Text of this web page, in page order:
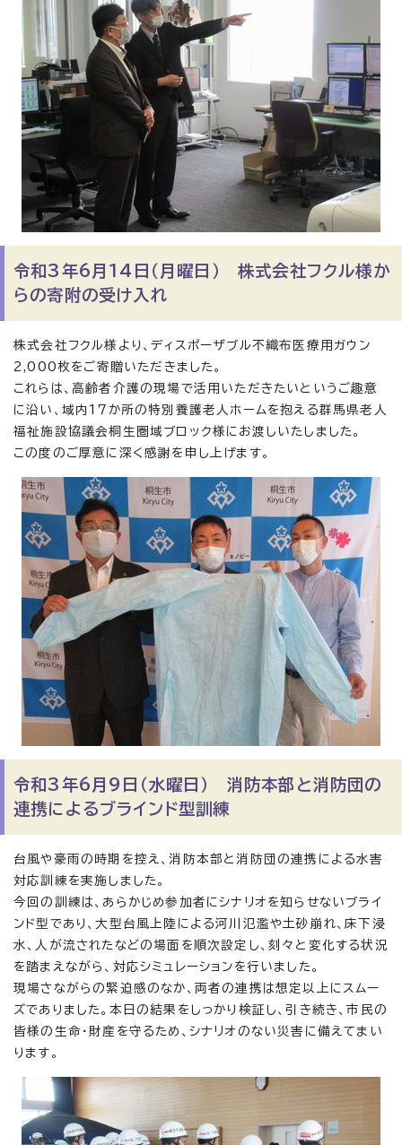
令和3年6月14日（月曜日） 株式会社フクル様か
らの寄附の受け入れ
株式会社フクル様より、ディスポーザブル不織布医療用ガウン
2,000枚をご寄贈いただきました。
これらは、高齢者介護の現場で活用いただきたいというご趣意
に沿い、域内17か所の特別養護老人ホームを抱える群馬県老人
福祉施設協議会桐生圏域ブロック様にお渡しいたしました。
この度のご厚意に深く感謝を申し上げます。
令和3年6月9日（水曜日） 消防本部と消防団の
連携によるブラインド型訓練
台風や豪雨の時期を控え、消防本部と消防団の連携による水害
対応訓練を実施しました。
今回の訓練は、あらかじめ参加者にシナリオを知らせないブライ
ンド型であり、大型台風上陸による河川氾濫や土砂崩れ、床下浸
水、人が流されたなどの場面を順次設定し、刻々と変化する状況
を踏まえながら、対応シミュレーションを行いました。
現場さながらの緊迫感のなか、両者の連携は想定以上にスムー
ズでありました。本日の結果をしっかり検証し、引き続き、市民の
皆様の生命・財産を守るため、シナリオのない災害に備えてまい
ります。